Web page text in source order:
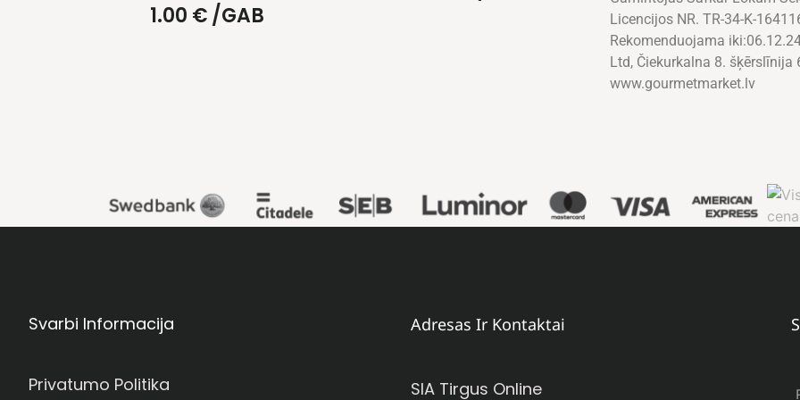
1.00 €/GAB
Licencijos NR. TR-34-K-
Rekomenduojama
Ltd, Čiekurkalna 8. šķērslīnija
www.gourmetmarket.lv
Svarbi Informacija
Privatumo Politika
Adresas Ir Kontaktai
SIA Tirgus Online